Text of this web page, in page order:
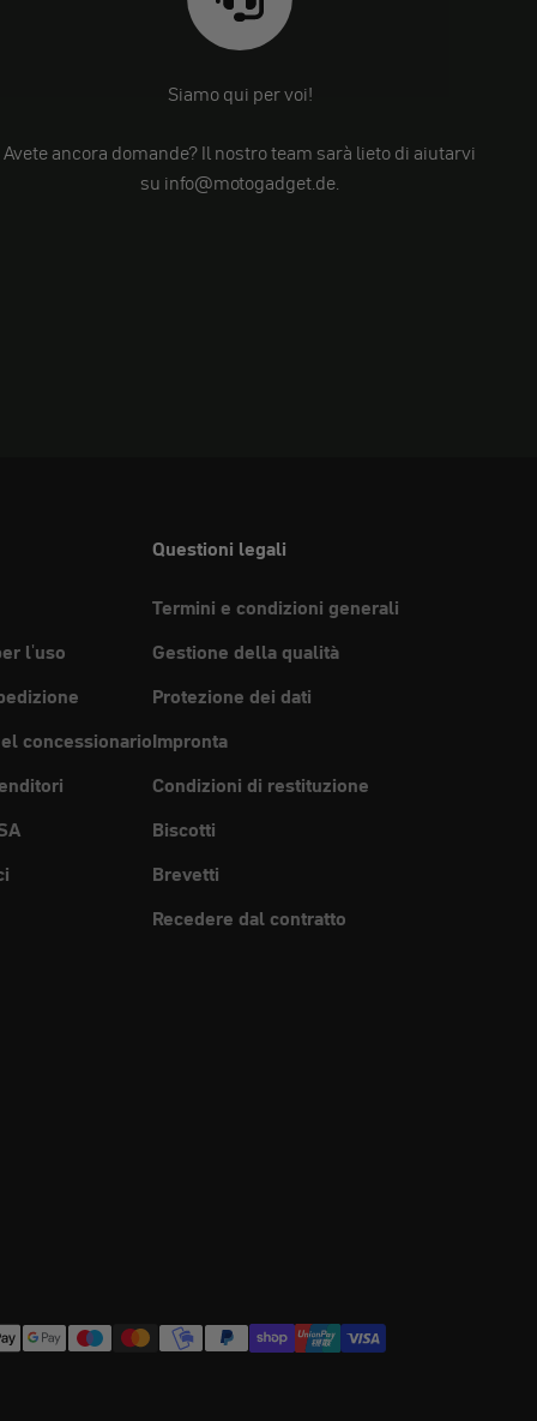
Siamo qui per voi!
Avete ancora domande? Il nostro team sarà lieto di aiutarvi
su info@motogadget.de.
l'uso
concessionario
Questioni legali
Termini e condizioni generali
Gestione della qualità
Protezione dei dati
Impronta
Condizioni di restituzione
Biscotti
Brevetti
Recedere dal contratto